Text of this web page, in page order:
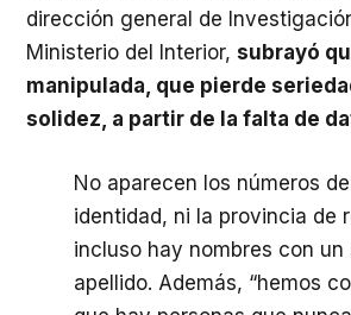
dirección general de
Ministerio del Interior, subrayó
manipulada, que pierde
solidez, a partir de la falta de
No aparecen los números
identidad, ni la provincia de
incluso hay nombres con un
apellido. Además, “hemos